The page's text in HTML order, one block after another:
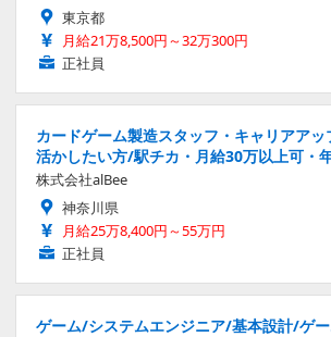
東京都
月給21万8,500円～32万300円
正社員
カードゲーム製造スタッフ・キャリアア
活かしたい方/駅チカ・月給30万以上可・
株式会社alBee
神奈川県
月給25万8,400円～55万円
正社員
ゲーム/システムエンジニア/基本設計/ゲ